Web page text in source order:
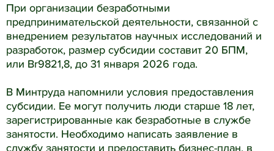
При организации безработными
предпринимательской деятельности, связанной с
внедрением результатов научных исследований и
разработок, размер субсидии составит 20 БПМ,
или Br9821,8, до 31 января 2026 года.
В Минтруда напомнили условия предоставления
субсидии. Ее могут получить люди старше 18 лет,
зарегистрированные как безработные в службе
занятости. Необходимо написать заявление в
службу занятости и предоставить бизнес-план, в